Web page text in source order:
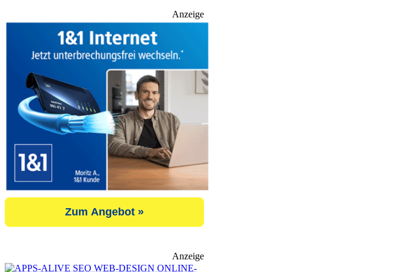
Anzeige
Zum Angebot »
Anzeige